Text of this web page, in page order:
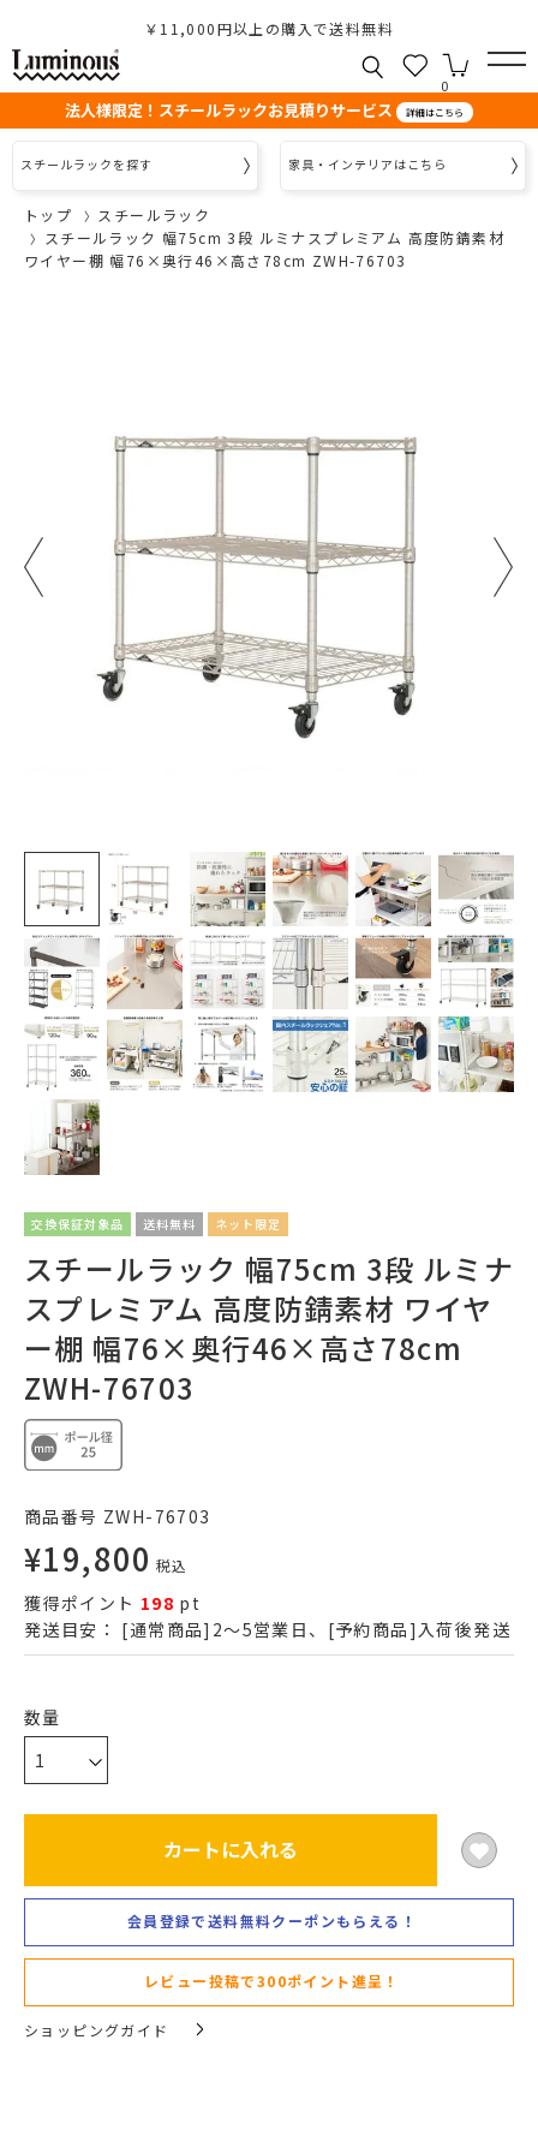
￥11,000円以上の購入で送料無料
0
法人様限定！スチールラックお見積りサービス 詳細はこちら
スチールラックを探す 家具・インテリアはこちら
トップ
スチールラック
スチールラック 幅75cm 3段 ルミナスプレミアム 高度防錆素材
ワイヤー棚 幅76×奥行46×高さ78cm ZWH-76703
交換保証対象品 送料無料 ネット限定
スチールラック 幅75cm 3段 ルミナ
スプレミアム 高度防錆素材 ワイヤ
ー棚 幅76×奥行46×高さ78cm
ZWH-76703
商品番号 ZWH-76703
¥19,800 税込
獲得ポイント 198 pt
発送目安： [通常商品]2～5営業日、[予約商品]入荷後発送
カートに入れる
会員登録で送料無料クーポンもらえる！
レビュー投稿で300ポイント進呈！
ショッピングガイド